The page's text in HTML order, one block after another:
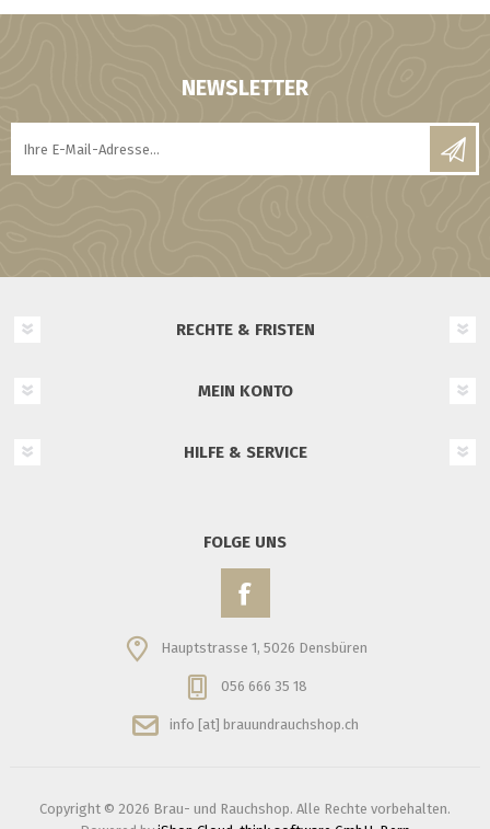
NEWSLETTER
RECHTE & FRISTEN
MEIN KONTO
HILFE & SERVICE
FOLGE UNS
Hauptstrasse 1, 5026 Densbüren
056 666 35 18
info [at] brauundrauchshop.ch
Copyright © 2026 Brau- und Rauchshop. Alle Rechte vorbehalten.